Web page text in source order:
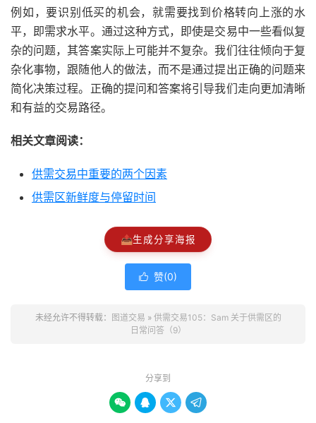
例如，要识别低买的机会，就需要找到价格转向上涨的水
平，即需求水平。通过这种方式，即使是交易中一些看似复
杂的问题，其答案实际上可能并不复杂。我们往往倾向于复
杂化事物，跟随他人的做法，而不是通过提出正确的问题来
简化决策过程。正确的提问和答案将引导我们走向更加清晰
和有益的交易路径。
相关文章阅读：
供需交易中重要的两个因素
供需区新鲜度与停留时间
📤生成分享海报
 赞(0)
未经允许不得转载： 图道交易 » 供需交易105：Sam 关于供需区的
日常问答（9）
分享到
   